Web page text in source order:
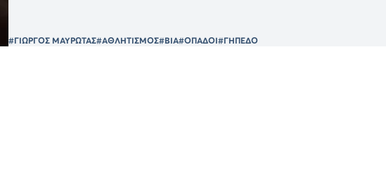
#ΓΙΩΡΓΟΣ ΜΑΥΡΩΤΑΣ#ΑΘΛΗΤΙΣΜΟΣ#ΒΙΑ#ΟΠΑΔΟΙ#ΓΗΠΕΔΟ